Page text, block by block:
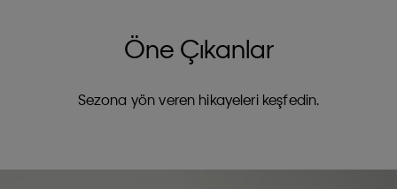
Öne Çıkanlar
Sezona yön veren hikayeleri keşfedin.